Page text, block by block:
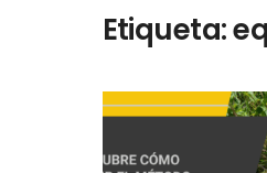
Etiqueta: